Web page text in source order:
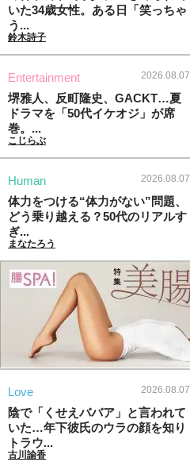
いた34歳女性。ある日「笑っちゃ
う...
鈴木詩子
Entertainment 2026.08.07
堺雅人、反町隆史、GACKT…夏
ドラマを「50代イケオジ」が席
巻。...
こじらぶ
Human 2026.08.07
体力をつける“体力がない”問題、
どう乗り越える？50代のリアルす
ぎ...
まなたろう
Love 2026.08.07
陰で「くせえババア」と言われて
いた…年下彼氏のウラの顔を知り
トラウ...
古川諭香